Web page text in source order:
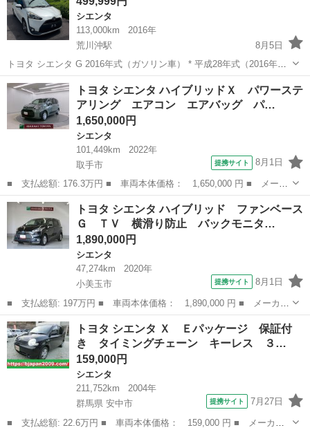
シエンタ
113,000km
2016年
荒川沖駅
8月5日
トヨタ シエンタ G 2016年式（ガソリン車） * 平成28年式（2016年）
* Gグレード * ガソリン車 * 7人乗り * 走行距離：約11万km * スマート
キー * 左右パワースライドドア * ナビ・バックカメ...
茨城 つくば市 荒川沖駅 シエンタ 走行距離
トヨタ シエンタ ハイブリッドＸ パワーステ
アリング エアコン エアバッグ パ…
1,650,000円
シエンタ
101,449km
2022年
取手市
提携サイト 8月1日
■ 支払総額: 176.3万円 ■ 車両本体価格： 1,650,000 円 ■ メーカ
ー名： トヨタ ■ 車種名： シエンタ ■ グレード名： ハイブリ
ッドＸ パワーステアリング エアコン エアバッグ パワーウィン
ドウ Ａ...
茨城 取手市 シエンタ
トヨタ シエンタ ハイブリッド ファンベース
Ｇ ＴＶ 横滑り防止 バックモニタ…
1,890,000円
シエンタ
47,274km
2020年
小美玉市
提携サイト 8月1日
■ 支払総額: 197万円 ■ 車両本体価格： 1,890,000 円 ■ メーカー
名： トヨタ ■ 車種名： シエンタ ■ グレード名： ハイブリッ
ド ファンベースＧ ＴＶ 横滑り防止 バックモニタ－ オートク
ルーズコン...
茨城 小美玉市 シエンタ
トヨタ シエンタ Ｘ Ｅパッケージ 保証付
き タイミングチェーン キーレス ３…
159,000円
シエンタ
211,752km
2004年
群馬県 安中市
提携サイト 7月27日
■ 支払総額: 22.6万円 ■ 車両本体価格： 159,000 円 ■ メーカー